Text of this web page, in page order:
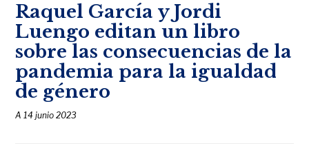
Raquel García y Jordi
Luengo editan un libro
sobre las consecuencias de la
pandemia para la igualdad
de género
A14 junio 2023